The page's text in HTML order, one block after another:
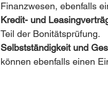
Finanzwesen, ebenfalls
Kredit- und
Teil der Bonitätsprüfung.
Selbstständigkeit und
können ebenfalls einen